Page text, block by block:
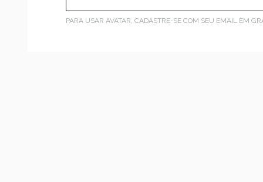
PARA USAR AVATAR, CADASTRE-SE COM SEU EMAIL EM